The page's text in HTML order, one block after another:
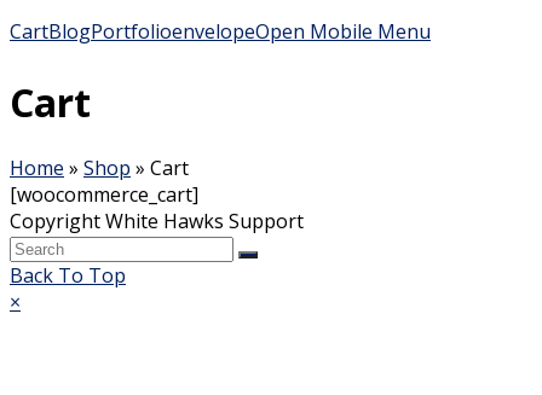
CartBlogPortfolioenvelopeOpen Mobile Menu
Cart
Home » Shop » Cart
[woocommerce_cart]
Copyright White Hawks Support
Back To Top
×